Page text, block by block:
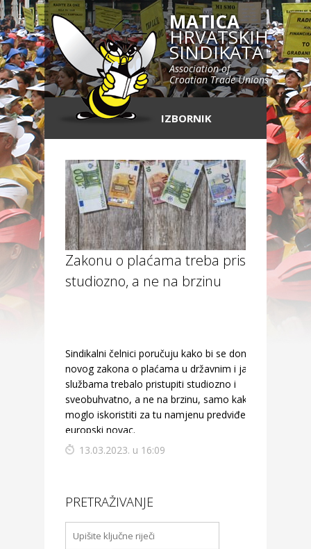
MATICA
HRVATSKIH
SINDIKATA
Association of
Croatian Trade Unions
IZBORNIK
Zakonu o plaćama treba pristupiti
studiozno, a ne na brzinu
Sindikalni čelnici poručuju kako bi se donošenju
novog zakona o plaćama u državnim i javnim
službama trebalo pristupiti studiozno i
sveobuhvatno, a ne na brzinu, samo kako bi se
moglo iskoristiti za tu namjenu predviđen
europski novac.
13.03.2023. u 16:09
PRETRAŽIVANJE